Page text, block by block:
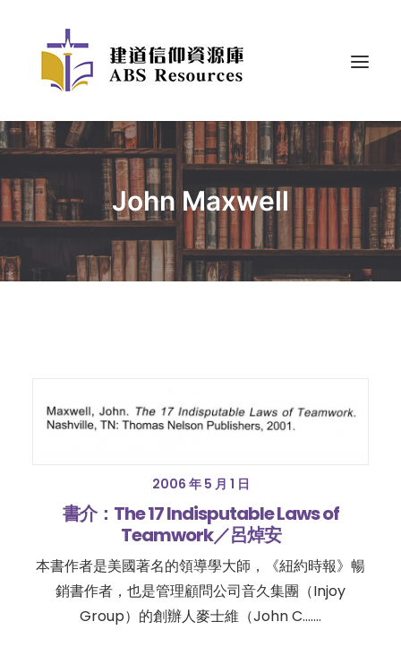
John Maxwell
2006 年 5 月 1 日
書介：The 17 Indisputable Laws of
Teamwork／呂焯安
本書作者是美國著名的領導學大師，《紐約時報》暢
銷書作者，也是管理顧問公司音久集團（Injoy
Group）的創辦人麥士維（John C.……